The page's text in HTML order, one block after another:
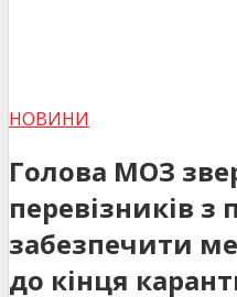
НОВИНИ
Голова МОЗ
перевізників з
забезпечити
до кінця